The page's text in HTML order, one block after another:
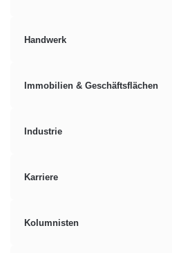
Handwerk
Immobilien & Geschäftsflächen
Industrie
Karriere
Kolumnisten